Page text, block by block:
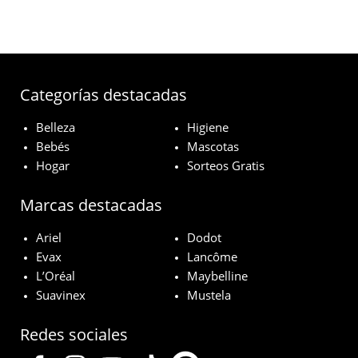
Categorías destacadas
Belleza
Higiene
Bebés
Mascotas
Hogar
Sorteos Gratis
Marcas destacadas
Ariel
Dodot
Evax
Lancôme
L’Oréal
Maybelline
Suavinex
Mustela
Redes sociales